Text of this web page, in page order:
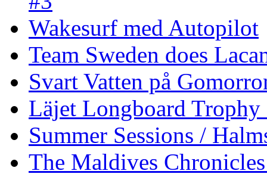
Wakesurf med Autopilot
Team Sweden does
Svart Vatten på
Läjet Longboard
Summer Sessions /
The Maldives